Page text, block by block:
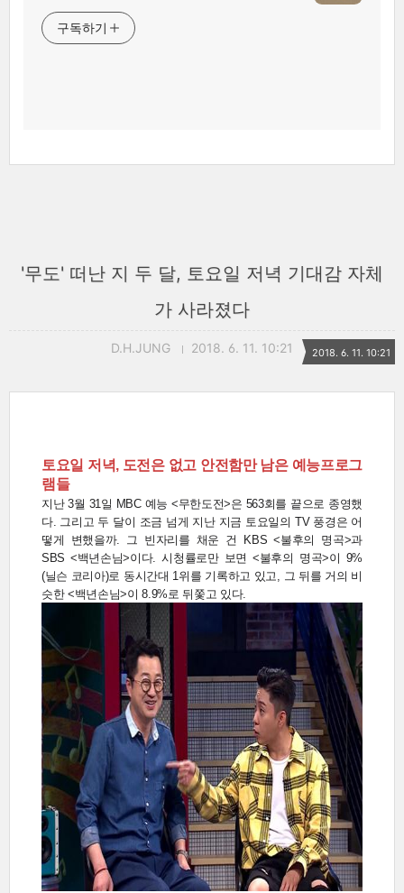
구독하기
'무도' 떠난 지 두 달, 토요일 저녁 기대감 자체
가 사라졌다
D.H.JUNG 2018. 6. 11. 10:21 2018. 6. 11. 10:21
토요일 저녁, 도전은 없고 안전함만 남은 예능프로그
램들
지난 3월 31일 MBC 예능 <무한도전>은 563회를 끝으로 종영했
다. 그리고 두 달이 조금 넘게 지난 지금 토요일의 TV 풍경은 어
떻게 변했을까. 그 빈자리를 채운 건 KBS <불후의 명곡>과
SBS <백년손님>이다. 시청률로만 보면 <불후의 명곡>이 9%
(닐슨 코리아)로 동시간대 1위를 기록하고 있고, 그 뒤를 거의 비
슷한 <백년손님>이 8.9%로 뒤쫓고 있다.